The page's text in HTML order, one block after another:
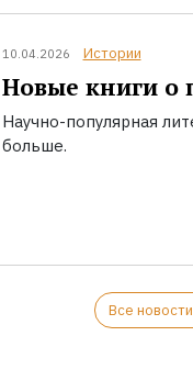
10.04.2026 Истории
Новые книги о
Научно-популярная
больше.
Все новости